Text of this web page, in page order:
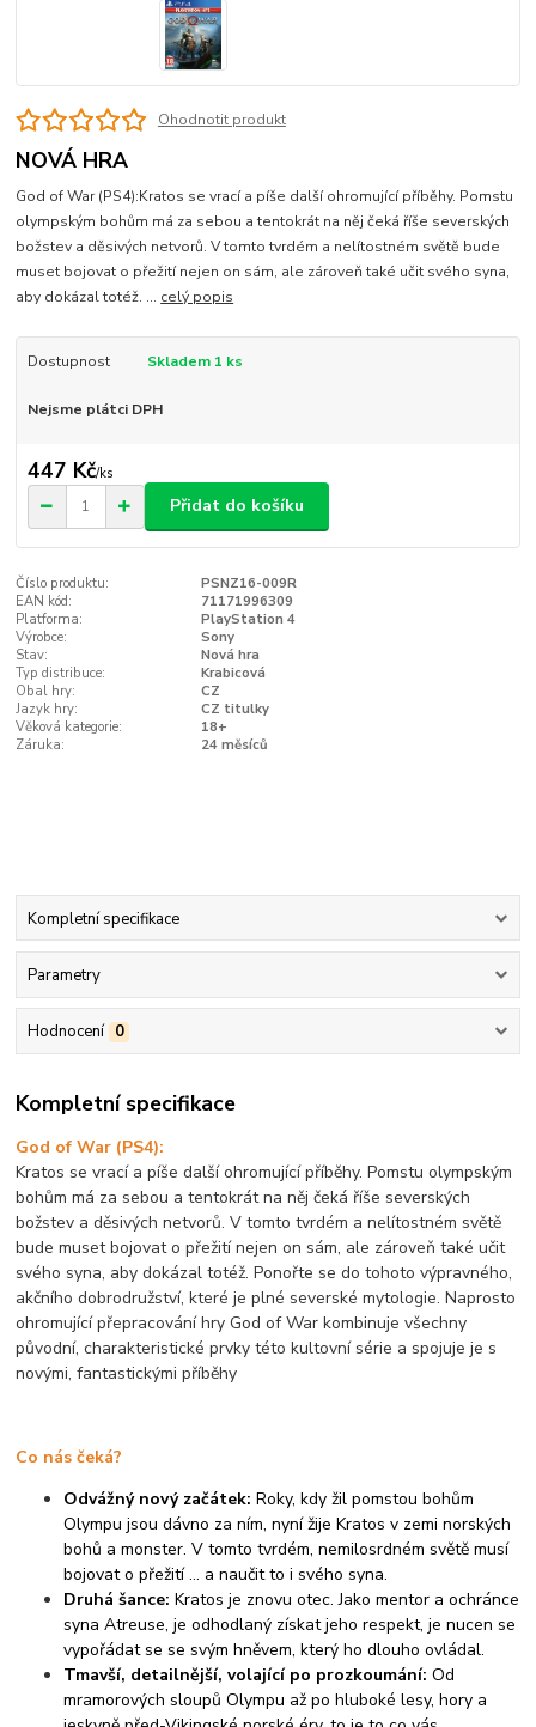
Ohodnotit produkt
NOVÁ HRA
God of War (PS4):Kratos se vrací a píše další ohromující příběhy. Pomstu
olympským bohům má za sebou a tentokrát na něj čeká říše severských
božstev a děsivých netvorů. V tomto tvrdém a nelítostném světě bude
muset bojovat o přežití nejen on sám, ale zároveň také učit svého syna,
aby dokázal totéž. ... celý popis
Dostupnost Skladem 1 ks
Nejsme plátci DPH
447 Kč/ks
Přidat do košíku
Číslo produktu:
PSNZ16-009R
EAN kód:
71171996309
Platforma:
PlayStation 4
Výrobce:
Sony
Stav:
Nová hra
Typ distribuce:
Krabicová
Obal hry:
CZ
Jazyk hry:
CZ titulky
Věková kategorie:
18+
Záruka:
24 měsíců
Kompletní specifikace
Parametry
Hodnocení 0
Kompletní specifikace
God of War (PS4):
Kratos se vrací a píše další ohromující příběhy. Pomstu olympským
bohům má za sebou a tentokrát na něj čeká říše severských
božstev a děsivých netvorů. V tomto tvrdém a nelítostném světě
bude muset bojovat o přežití nejen on sám, ale zároveň také učit
svého syna, aby dokázal totéž. Ponořte se do tohoto výpravného,
akčního dobrodružství, které je plné severské mytologie. Naprosto
ohromující přepracování hry God of War kombinuje všechny
původní, charakteristické prvky této kultovní série a spojuje je s
novými, fantastickými příběhy
Co nás čeká?
Odvážný nový začátek:Roky, kdy žil pomstou bohům
Olympu jsou dávno za ním, nyní žije Kratos v zemi norských
bohů a monster. V tomto tvrdém, nemilosrdném světě musí
bojovat o přežití ... a naučit to i svého syna.
Druhá šance: Kratos je znovu otec. Jako mentor a ochránce
syna Atreuse, je odhodlaný získat jeho respekt, je nucen se
vypořádat se se svým hněvem, který ho dlouho ovládal.
Tmavší, detailnější, volající po prozkoumání: Od
mramorových sloupů Olympu až po hluboké lesy, hory a